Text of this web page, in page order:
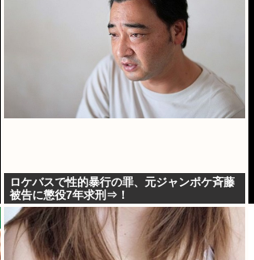
ロケバスで性的暴行の罪、元ジャンポケ斉藤
被告に懲役7年求刑⇒！